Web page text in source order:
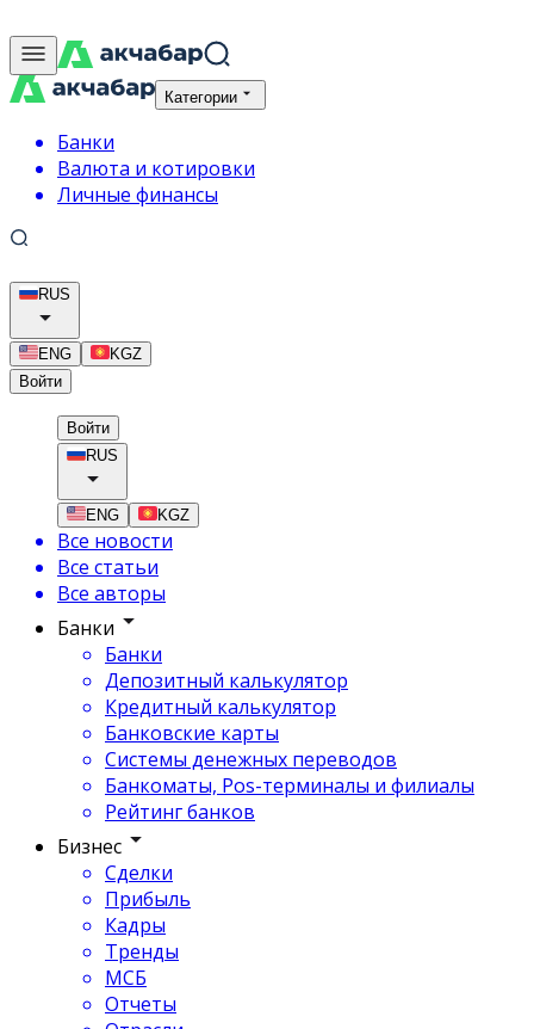
Категории
Банки
Валюта и котировки
Личные финансы
RUS
ENG
KGZ
Войти
Войти
RUS
ENG KGZ
Все новости
Все статьи
Все авторы
Банки
Банки
Депозитный калькулятор
Кредитный калькулятор
Банковские карты
Системы денежных переводов
Банкоматы, Pos-терминалы и филиалы
Рейтинг банков
Бизнес
Сделки
Прибыль
Кадры
Тренды
МСБ
Отчеты